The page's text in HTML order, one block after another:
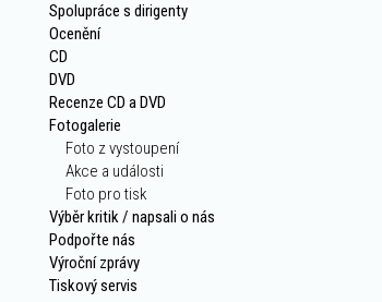
Spolupráce s dirigenty
Ocenění
CD
DVD
Recenze CD a DVD
Fotogalerie
Foto z vystoupení
Akce a události
Foto pro tisk
Výběr kritik / napsali o nás
Podpořte nás
Výroční zprávy
Tiskový servis